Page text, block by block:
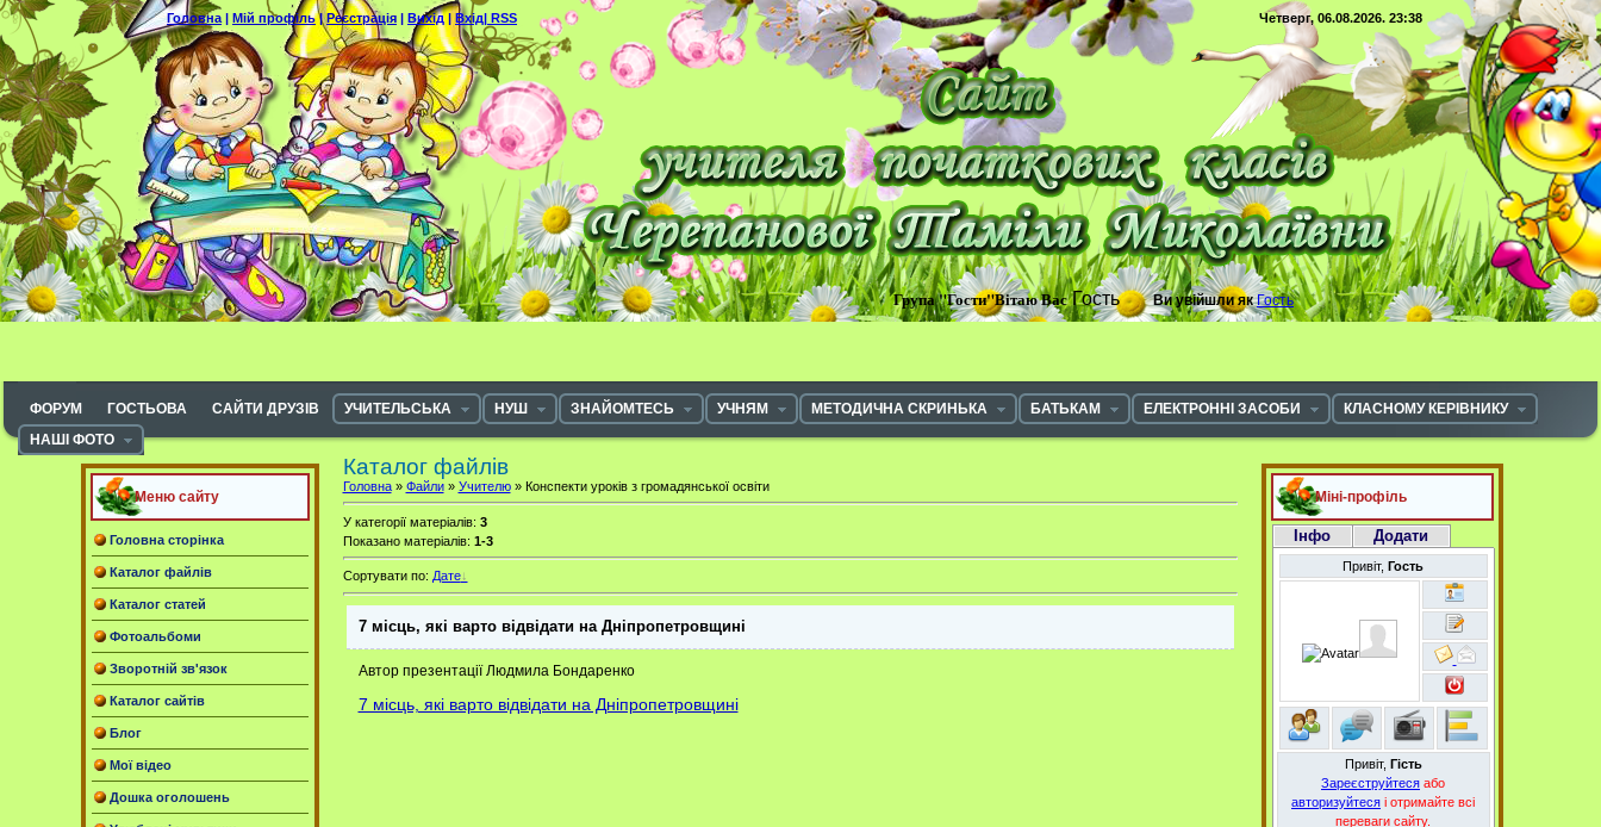
Головна | Мій профіль|Реєстрація | Вихід |Вхід| RSS Четверг, 06.08.2026. 23:38
Група "Гости"Вітаю ВасГость Ви увійшли як Гость
ФОРУМ ГОСТЬОВА САЙТИ ДРУЗІВ УЧИТЕЛЬСЬКА НУШ ЗНАЙОМТЕСЬ УЧНЯМ МЕТОДИЧНА СКРИНЬКА БАТЬКАМ ЕЛЕКТРОННІ ЗАСОБИ
КЛАСНОМУ КЕРІВНИКУ
НАШІ ФОТО
Меню сайту
Головна сторінка
Каталог файлів
Каталог статей
Фотоальбоми
Зворотній зв'язок
Каталог сайтів
Блог
Мої відео
Дошка оголошень
Каталог файлів
Головна» Файли» Учителю» Конспекти уроків з громадянської освіти
У категорії матеріалів: 3
Показано матеріалів: 1-3
Сортувати по: Дате
7 місць, які варто відвідати на Дніпропетровщині
Автор презентації Людмила Бондаренко
7 місць, які варто відвідати на Дніпропетровщині
Міні-профіль
Інфо Додати
Привіт, Гость
Привіт, Гість
Зареєструйтеся або
авторизуйтеся і отримайте всі
переваги сайту.